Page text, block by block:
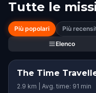
Tutte le
Più popolari Più
Elenco
The Time
2.9 km | Avg. time: 91 min